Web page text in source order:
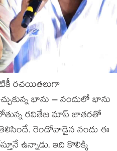
రచయితలుగా
భాను – నందులో భాను
రవితేజ మాస్ జాతరతో
తెలిసిందే. రెండోవాడైన నందు ఈ
ఉన్నాడు. ఇది కొలిక్కి